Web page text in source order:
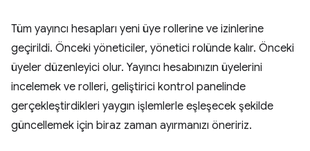
Tüm yayıncı hesapları yeni üye rollerine ve izinlerine
geçirildi. Önceki yöneticiler, yönetici rolünde kalır. Önceki
üyeler düzenleyici olur. Yayıncı hesabınızın üyelerini
incelemek ve rolleri, geliştirici kontrol panelinde
gerçekleştirdikleri yaygın işlemlerle eşleşecek şekilde
güncellemek için biraz zaman ayırmanızı öneririz.